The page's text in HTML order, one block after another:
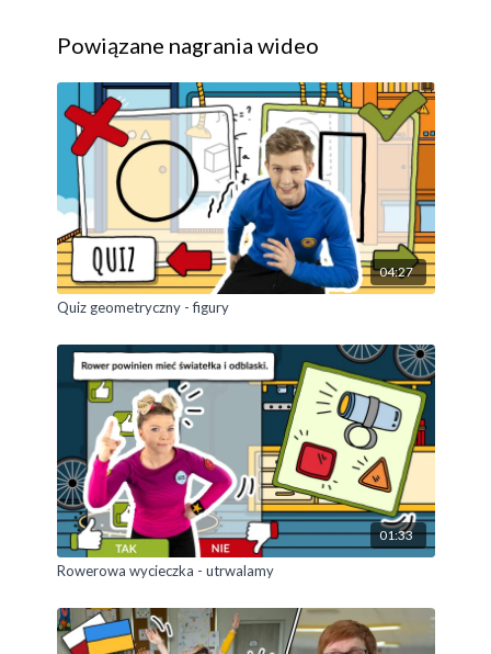
Rozrywka
Tata - Krokieta - czy te wyrazy się rymują? Nieee…, a co
się rymuje do wyrazu “tata”?
Powiązane nagrania wideo
04:27
Quiz geometryczny - figury
01:33
Rowerowa wycieczka - utrwalamy